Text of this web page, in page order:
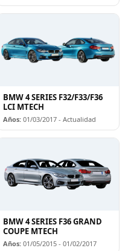
BMW 4 SERIES F32/F33/F36
LCI MTECH
Años: 01/03/2017 - Actualidad
BMW 4 SERIES F36 GRAND
COUPE MTECH
Años: 01/05/2015 - 01/02/2017